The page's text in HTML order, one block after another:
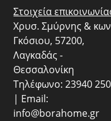
Στοιχεία
Χρυσ. Σμύρνης &
Γκόσιου, 57200,
Λαγκαδάς -
Θεσσαλονίκη
Τηλέφωνο: 23940
| Email:
info@borahome.gr